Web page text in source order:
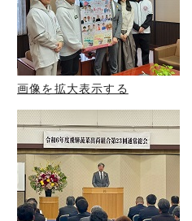
画像を拡大表示する